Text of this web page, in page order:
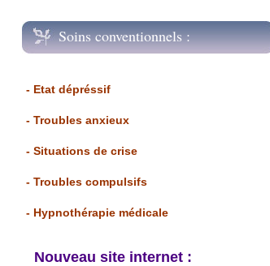
Soins conventionnels :
- Etat dépréssif
- Troubles anxieux
- Situations de crise
- Troubles compulsifs
- Hypnothérapie médicale
Nouveau site internet :